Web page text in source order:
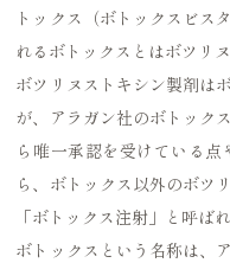
トックス（ボトックスビス
れるボトックスとはボツリ
ボツリヌストキシン製剤は
が、アラガン社のボトック
ら唯一承認を受けている
ら、ボトックス以外のボツ
「ボトックス注射」と呼ば
ボトックスという名称は、